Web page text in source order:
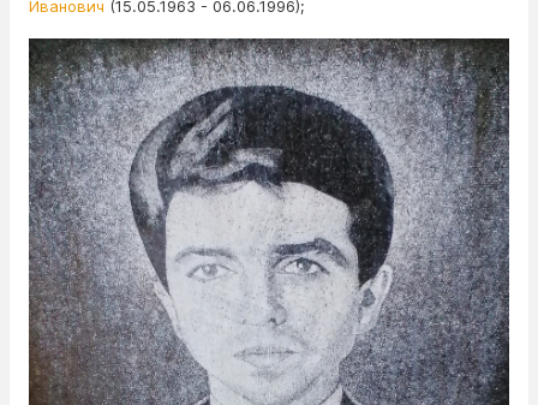
Иванович (15.05.1963 - 06.06.1996);